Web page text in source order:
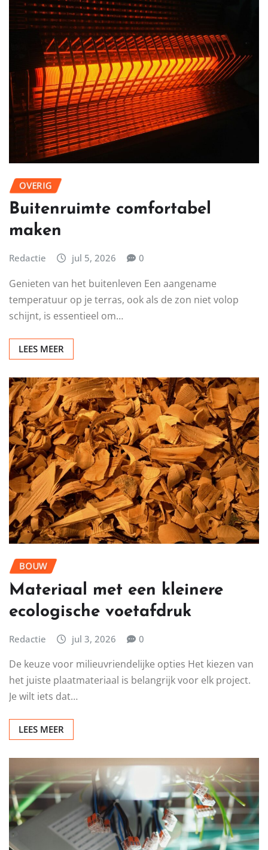
De voordelen van henna Ben je op zoek naar een
natuurlijke manier om je wenkbrauwen te
accentueren? Dan is Henna…
LEES MEER
OVERIG
Buitenruimte comfortabel
maken
Redactie jul 5, 2026 0
Genieten van het buitenleven Een aangename
temperatuur op je terras, ook als de zon niet volop
schijnt, is essentieel om…
LEES MEER
BOUW
Materiaal met een kleinere
ecologische voetafdruk
jul 3, 2026 0
De keuze voor milieuvriendelijke opties Het kiezen van
het juiste plaatmateriaal is belangrijk voor elk project.
Je wilt iets dat…